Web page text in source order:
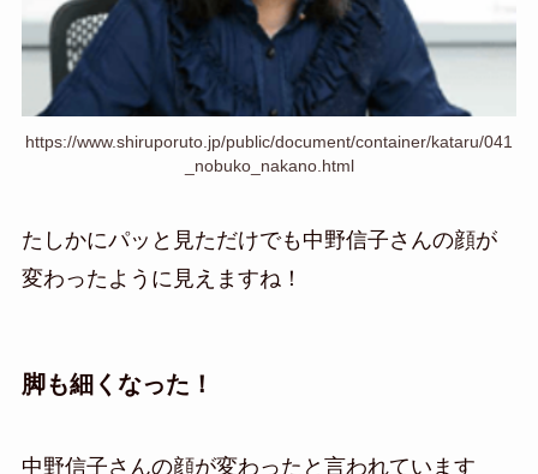
https://www.shiruporuto.jp/public/document/container/kataru/041
_nobuko_nakano.html
たしかにパッと見ただけでも中野信子さんの顔が
変わったように見えますね！
脚も細くなった！
中野信子さんの顔が変わったと言われています